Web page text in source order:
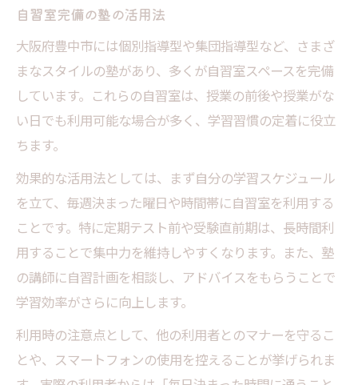
塾の自習環境と無料自習室の特徴を比較す
る
自習室スペース完備の塾が選ばれる理由と
は
利用できる自習室スペースの違い
較
自習室スペース完備塾利用のメリットと注
意点
自習室完備の塾の活用法
大阪府豊中市には個別指導型や集団指導型など、さまざ
まなスタイルの塾があり、多くが自習室スペースを完備
しています。これらの自習室は、授業の前後や授業がな
い日でも利用可能な場合が多く、学習習慣の定着に役立
ちます。
効果的な活用法としては、まず自分の学習スケジュール
を立て、毎週決まった曜日や時間帯に自習室を利用する
ことです。特に定期テスト前や受験直前期は、長時間利
用することで集中力を維持しやすくなります。また、塾
の講師に自習計画を相談し、アドバイスをもらうことで
学習効率がさらに向上します。
利用時の注意点として、他の利用者とのマナーを守るこ
とや、スマートフォンの使用を控えることが挙げられま